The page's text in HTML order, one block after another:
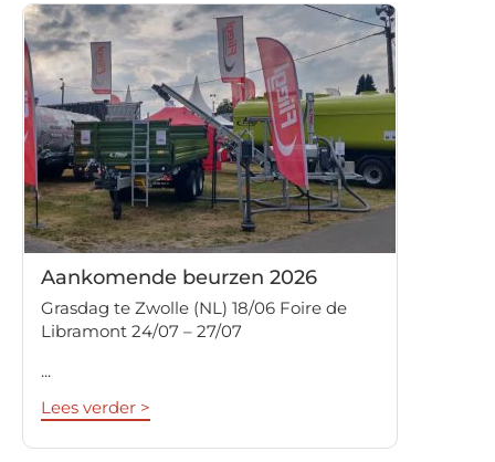
Aankomende beurzen 2026
Grasdag te Zwolle (NL) 18/06 Foire de
Libramont 24/07 – 27/07
...
Lees verder >